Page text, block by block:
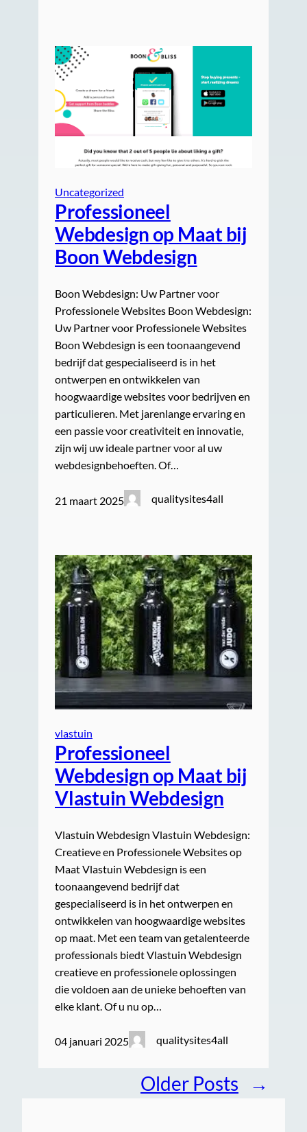
Uncategorized
Professioneel
Webdesign op Maat bij
Boon Webdesign
Boon Webdesign: Uw Partner voor
Professionele Websites Boon Webdesign:
Uw Partner voor Professionele Websites
Boon Webdesign is een toonaangevend
bedrijf dat gespecialiseerd is in het
ontwerpen en ontwikkelen van
hoogwaardige websites voor bedrijven en
particulieren. Met jarenlange ervaring en
een passie voor creativiteit en innovatie,
zijn wij uw ideale partner voor al uw
webdesignbehoeften. Of…
21 maart 2025 qualitysites4all
vlastuin
Professioneel
Webdesign op Maat bij
Vlastuin Webdesign
Vlastuin Webdesign Vlastuin Webdesign:
Creatieve en Professionele Websites op
Maat Vlastuin Webdesign is een
toonaangevend bedrijf dat
gespecialiseerd is in het ontwerpen en
ontwikkelen van hoogwaardige websites
op maat. Met een team van getalenteerde
professionals biedt Vlastuin Webdesign
creatieve en professionele oplossingen
die voldoen aan de unieke behoeften van
elke klant. Of u nu op…
04 januari 2025 qualitysites4all
Older Posts →